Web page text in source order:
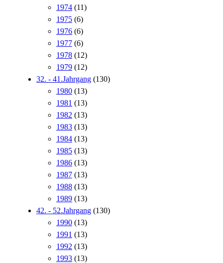
1974 (11)
1975 (6)
1976 (6)
1977 (6)
1978 (12)
1979 (12)
32. - 41.Jahrgang (130)
1980 (13)
1981 (13)
1982 (13)
1983 (13)
1984 (13)
1985 (13)
1986 (13)
1987 (13)
1988 (13)
1989 (13)
42. - 52.Jahrgang (130)
1990 (13)
1991 (13)
1992 (13)
1993 (13)